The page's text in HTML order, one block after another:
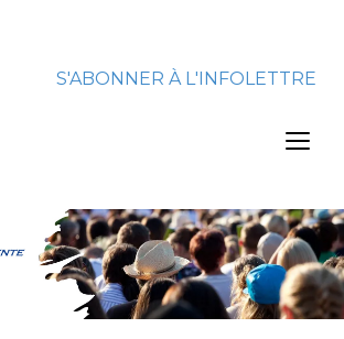
S'ABONNER À L'INFOLETTRE